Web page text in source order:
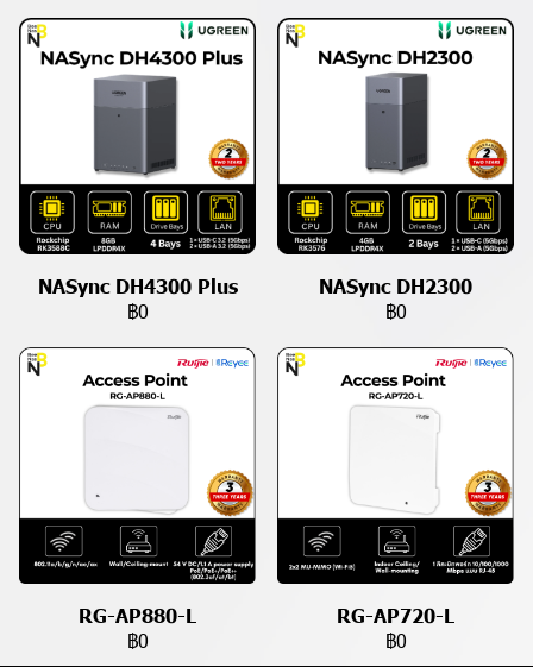
NASync DH4300 Plus
฿0
NASync DH2300
฿0
RG-AP880-L
฿0
RG-AP720-L
฿0